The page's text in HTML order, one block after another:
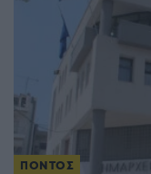
ΠΟΝΤΟΣ